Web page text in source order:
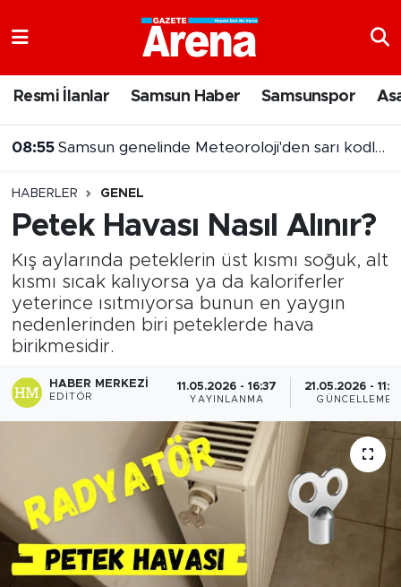
Resmi İlanlar Samsun Haber Samsunspor
08:45 Samsun'da 64 dönümlük imar uygulaması mecliste!
HABERLER GENEL
Petek Havası Nasıl Alınır?
Kış aylarında peteklerin üst kısmı soğuk, alt
kısmı sıcak kalıyorsa ya da kaloriferler
yeterince ısıtmıyorsa bunun en yaygın
nedenlerinden biri peteklerde hava
birikmesidir.
HABER MERKEZI
EDITÖR
11.05.2026 - 16:37
YAYINLANMA
21.05.2026 -
GÜNCELLEME
Samsun Namaz Vakitleri
Süper Lig Puan Durumu ve Fikstür
Tüm Manşetler
Son Dakika Haberleri
Haber Arşivi